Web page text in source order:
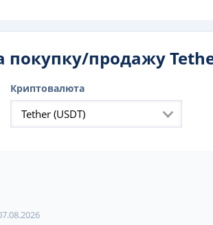
покупку/продажу
Криптовалюта
Tether (USDT)